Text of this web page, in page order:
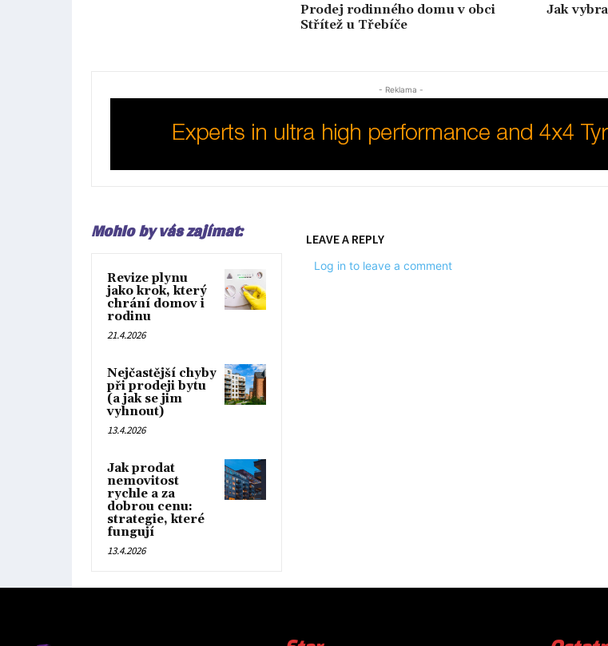
Prodej rodinného domu v obci
Střítež u Třebíče
Jak
- Reklama -
Mohlo by vás zajímat:
Revize plynu
jako krok, který
chrání domov i
rodinu
21.4.2026
Nejčastější chyby
při prodeji bytu
(a jak se jim
vyhnout)
13.4.2026
Jak prodat
nemovitost
rychle a za
dobrou cenu:
strategie, které
fungují
13.4.2026
LEAVE A REPLY
Log in to leave a comment